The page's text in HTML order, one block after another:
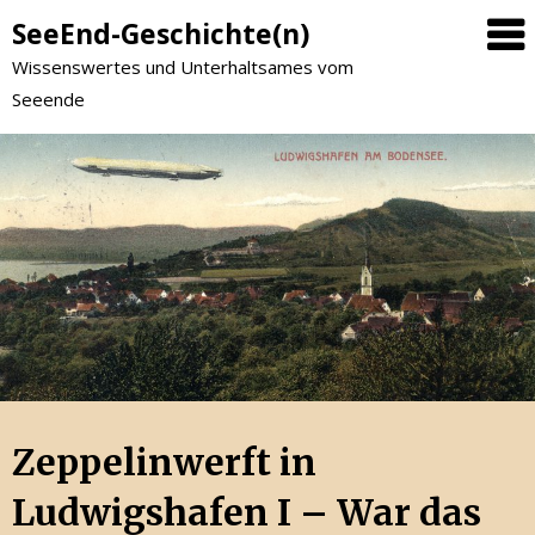
SeeEnd-Geschichte(n)
Wissenswertes und Unterhaltsames vom
Seeende
Zeppelinwerft in
Ludwigshafen I – War das